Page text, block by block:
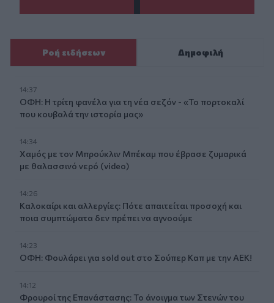
Ροή ειδήσεων Δημοφιλή
14:37
ΟΦΗ: Η τρίτη φανέλα για τη νέα σεζόν - «Το πορτοκαλί
που κουβαλά την ιστορία μας»
14:34
Χαμός με τον Μπρούκλιν Μπέκαμ που έβρασε ζυμαρικά
με θαλασσινό νερό (video)
14:26
Καλοκαίρι και αλλεργίες: Πότε απαιτείται προσοχή και
ποια συμπτώματα δεν πρέπει να αγνοούμε
14:23
ΟΦΗ: Φουλάρει για sold out στο Σούπερ Καπ με την ΑΕΚ!
14:12
Φρουροί της Επανάστασης: Το άνοιγμα των Στενών του